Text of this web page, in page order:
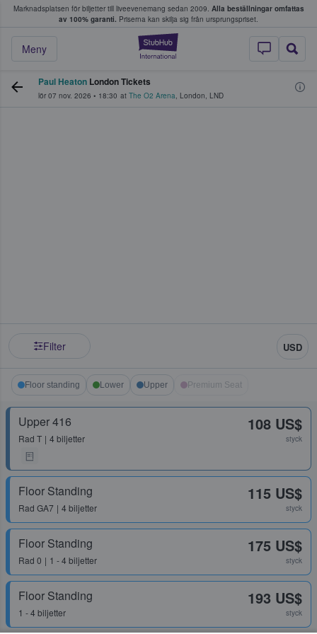
Marknadsplatsen för biljetter till liveevenemang sedan 2009. Alla beställningar omfattas
av 100% garanti. Priserna kan skilja sig från ursprungspriset.
StubHub – där
Meny
köper och säljer biljetter.
Paul Heaton London Tickets
lör 07 nov. 2026 • 18:30 at The O2 Arena, London, LND
Filter USD
Floor standing Lower Upper Premium Seat
Upper 416
Rad T 4 biljetter
108 US$
styck
Floor Standing
Rad GA7 4 biljetter
115 US$
styck
Floor Standing
Rad 0 1 - 4 biljetter
175 US$
styck
Floor Standing
1 - 4 biljetter
193 US$
styck